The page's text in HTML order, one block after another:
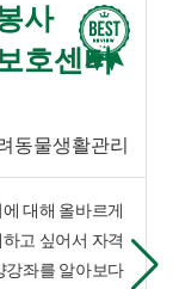
사
호센터
동물생활관리
대해 올바르게
고 싶어서 자격
강좌를 알아보다